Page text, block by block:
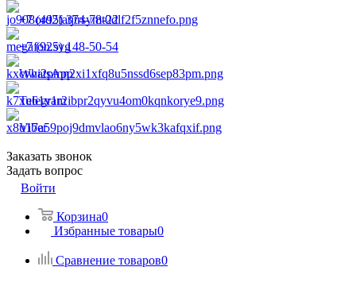
+7 (495) 374-78-22
+7 (925) 148-50-54
WhatsApp
Telegram
Viber
Заказать звонок
Задать вопрос
Войти
Корзина0
Избранные товары0
Сравнение товаров0